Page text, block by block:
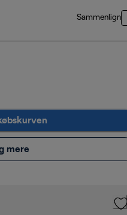
Sammenlign
mere